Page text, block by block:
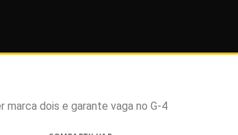
dois e garante vaga no G-4